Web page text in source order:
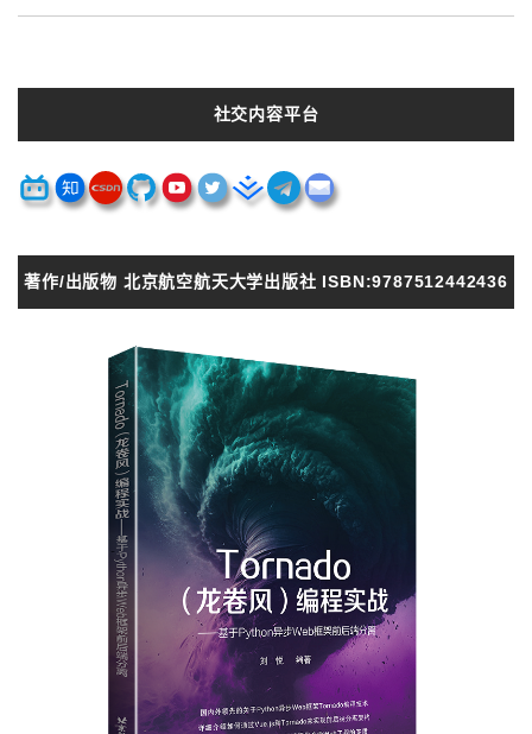
社交内容平台
著作/出版物 北京航空航天大学出版社 ISBN:9787512442436